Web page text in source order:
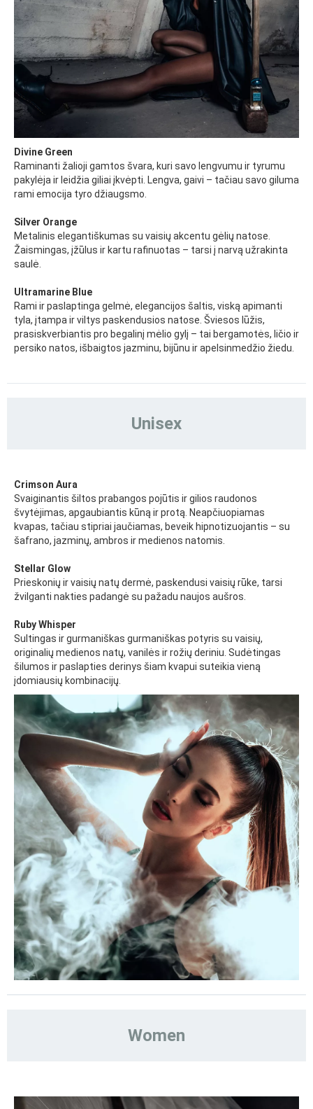
Divine Green
Raminanti žalioji gamtos švara, kuri savo lengvumu ir tyrumu
pakylėja ir leidžia giliai įkvėpti. Lengva, gaivi – tačiau savo giluma
rami emocija tyro džiaugsmo.
Silver Orange
Metalinis elegantiškumas su vaisių akcentu gėlių natose.
Žaismingas, įžūlus ir kartu rafinuotas – tarsi į narvą užrakinta
saulė.
Ultramarine Blue
Rami ir paslaptinga gelmė, elegancijos šaltis, viską apimanti
tyla, įtampa ir viltys paskendusios natose. Šviesos lūžis,
prasiskverbiantis pro begalinį mėlio gylį – tai bergamotės, ličio ir
persiko natos, išbaigtos jazminu, bijūnu ir apelsinmedžio žiedu.
Unisex
Crimson Aura
Svaiginantis šiltos prabangos pojūtis ir gilios raudonos
švytėjimas, apgaubiantis kūną ir protą. Neapčiuopiamas
kvapas, tačiau stipriai jaučiamas, beveik hipnotizuojantis – su
šafrano, jazminų, ambros ir medienos natomis.
Stellar Glow
Prieskonių ir vaisių natų dermė, paskendusi vaisių rūke, tarsi
žvilganti nakties padangė su pažadu naujos aušros.
Ruby Whisper
Sultingas ir gurmaniškas gurmaniškas potyris su vaisių,
originalių medienos natų, vanilės ir rožių deriniu. Sudėtingas
šilumos ir paslapties derinys šiam kvapui suteikia vieną
įdomiausių kombinacijų.
Women